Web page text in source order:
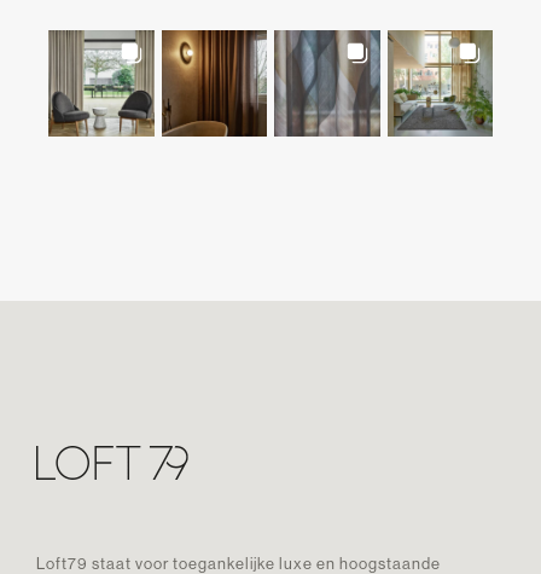
Loft79 staat voor toegankelijke luxe en hoogstaande